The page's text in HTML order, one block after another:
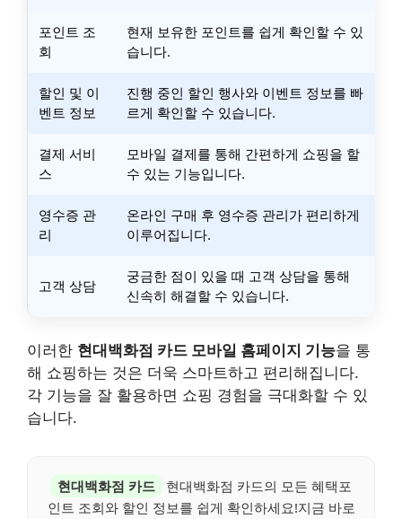
포인트 조
회
현재 보유한 포인트를 쉽게 확인할 수 있
습니다.
할인 및 이
벤트 정보
진행 중인 할인 행사와 이벤트 정보를 빠
르게 확인할 수 있습니다.
결제 서비
스
모바일 결제를 통해 간편하게 쇼핑을 할
수 있는 기능입니다.
영수증 관
리
온라인 구매 후 영수증 관리가 편리하게
이루어집니다.
고객 상담
궁금한 점이 있을 때 고객 상담을 통해
신속히 해결할 수 있습니다.
이러한 현대백화점 카드 모바일 홈페이지 기능을 통
해 쇼핑하는 것은 더욱 스마트하고 편리해집니다.
각 기능을 잘 활용하면 쇼핑 경험을 극대화할 수 있
습니다.
현대백화점 카드
현대백화점 카드의 모든 혜택포
인트 조회와 할인 정보를 쉽게 확인하세요!지금 바로